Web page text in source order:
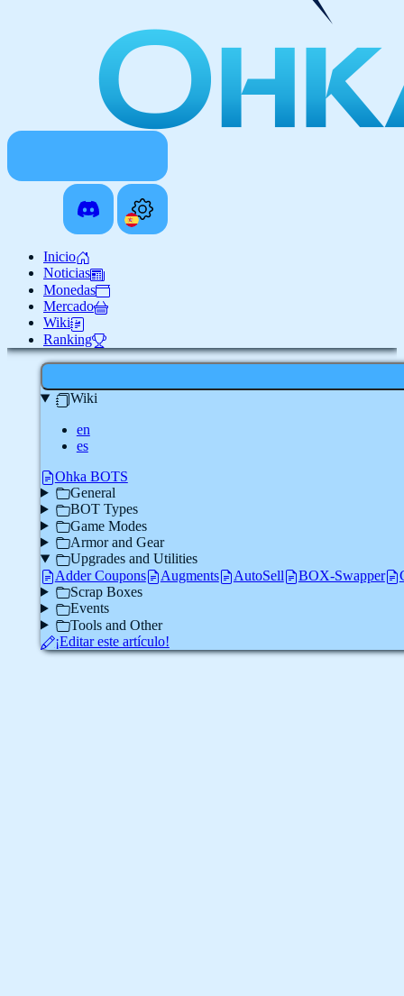
Inicio
Noticias
Monedas
Mercado
Wiki
Ranking
Wiki
en
es
Ohka BOTS
General
BOT Types
Game Modes
Armor and Gear
Upgrades and Utilities
Adder Coupons
Augments AutoSell BOX-Swapper
Scrap Boxes
Events
Tools and Other
¡Editar este artículo!